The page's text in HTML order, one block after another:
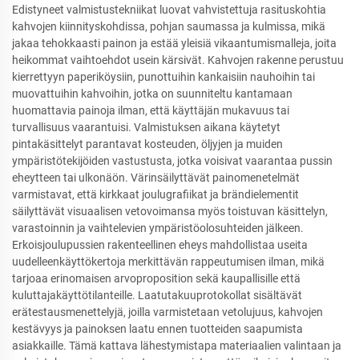
Edistyneet valmistustekniikat luovat vahvistettuja rasituskohtia
kahvojen kiinnityskohdissa, pohjan saumassa ja kulmissa, mikä
jakaa tehokkaasti painon ja estää yleisiä vikaantumismalleja, joita
heikommat vaihtoehdot usein kärsivät. Kahvojen rakenne perustuu
kierrettyyn paperiköysiin, punottuihin kankaisiin nauhoihin tai
muovattuihin kahvoihin, jotka on suunniteltu kantamaan
huomattavia painoja ilman, että käyttäjän mukavuus tai
turvallisuus vaarantuisi. Valmistuksen aikana käytetyt
pintakäsittelyt parantavat kosteuden, öljyjen ja muiden
ympäristötekijöiden vastustusta, jotka voisivat vaarantaa pussin
eheytteen tai ulkonäön. Värinsäilyttävät painomenetelmät
varmistavat, että kirkkaat joulugrafiikat ja brändielementit
säilyttävät visuaalisen vetovoimansa myös toistuvan käsittelyn,
varastoinnin ja vaihtelevien ympäristöolosuhteiden jälkeen.
Erkoisjoulupussien rakenteellinen eheys mahdollistaa useita
uudelleenkäyttökertoja merkittävän rappeutumisen ilman, mikä
tarjoaa erinomaisen arvoproposition sekä kaupallisille että
kuluttajakäyttötilanteille. Laatutakuuprotokollat sisältävät
erätestausmenettelyjä, joilla varmistetaan vetolujuus, kahvojen
kestävyys ja painoksen laatu ennen tuotteiden saapumista
asiakkaille. Tämä kattava lähestymistapa materiaalien valintaan ja